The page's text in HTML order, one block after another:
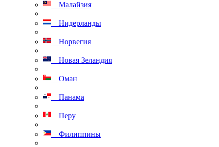
Малайзия
Нидерланды
Норвегия
Новая Зеландия
Оман
Панама
Перу
Филиппины